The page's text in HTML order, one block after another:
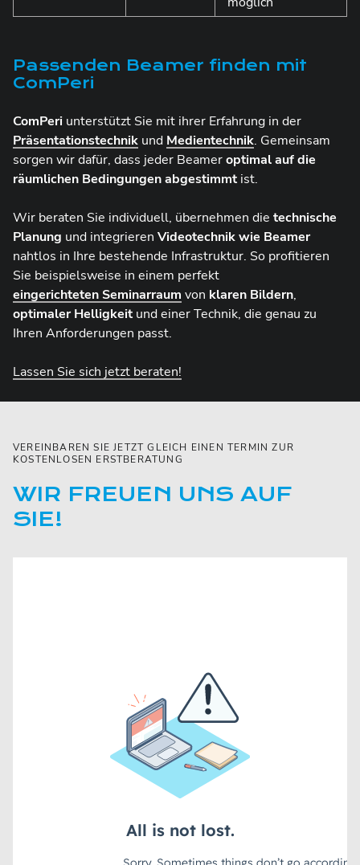
Passenden Beamer finden mit
ComPeri
ComPeri unterstützt Sie mit ihrer Erfahrung in der
Präsentationstechnik und Medientechnik. Gemeinsam
sorgen wir dafür, dass jeder Beameroptimal auf die
räumlichen Bedingungen abgestimmt ist.
Wir beraten Sie individuell, übernehmen die technische
Planung und integrieren Videotechnik wie Beamer
nahtlos in Ihre bestehende Infrastruktur. So profitieren
Sie beispielsweise in einem perfekt
eingerichteten Seminarraum von klaren Bildern,
optimaler Helligkeit und einer Technik, die genau zu
Ihren Anforderungen passt.
Lassen Sie sich jetzt beraten!
VEREINBAREN SIE JETZT GLEICH EINEN TERMIN ZUR
KOSTENLOSEN ERSTBERATUNG
WIR FREUEN UNS AUF
SIE!